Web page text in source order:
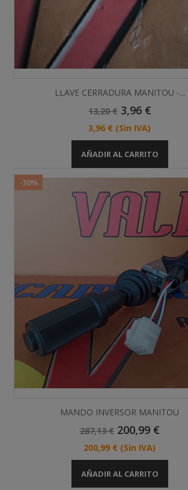
LLAVE CERRADURA MANITOU -...
Precio
13,20 € Precio
3,96 €
Precio
3,96 € (Sin IVA)
AÑADIR AL CARRITO
-30%
MANDO INVERSOR MANITOU
Precio
287,13 € Precio
200,99 €
Precio
200,99 € (Sin IVA)
AÑADIR AL CARRITO